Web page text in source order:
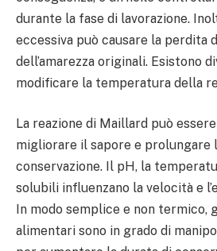
durante la fase di lavorazione.
eccessiva può causare la perdita
dell’amarezza originali. Esistono
modificare la temperatura della
La reazione di Maillard può
migliorare il sapore e prolungare
conservazione. Il pH, la
solubili influenzano la velocità e
In modo semplice e non termico,
alimentari sono in grado di